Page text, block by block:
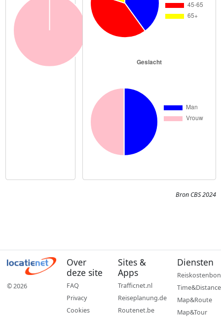
Bron CBS 2024
© 2026
Over
deze site
FAQ
Privacy
Cookies
Sites &
Apps
Trafficnet.nl
Reiseplanung.de
Routenet.be
Diensten
Reiskostenbon
Time&Distance
Map&Route
Map&Tour